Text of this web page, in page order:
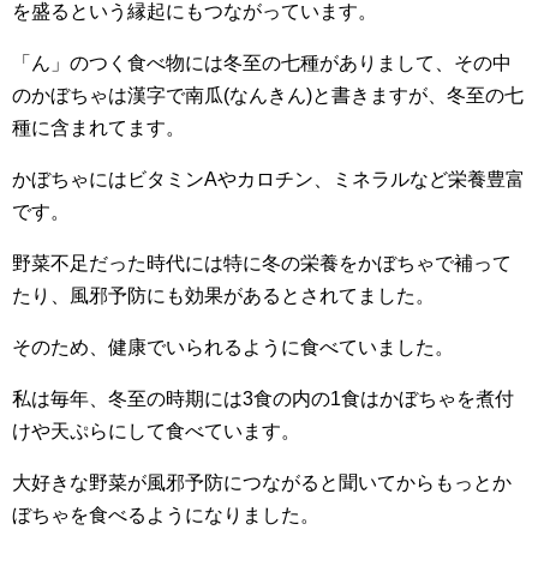
を盛るという縁起にもつながっています。
「ん」のつく食べ物には冬至の七種がありまして、その中
のかぼちゃは漢字で南瓜(なんきん)と書きますが、冬至の七
種に含まれてます。
かぼちゃにはビタミンAやカロチン、ミネラルなど栄養豊富
です。
野菜不足だった時代には特に冬の栄養をかぼちゃで補って
たり、風邪予防にも効果があるとされてました。
そのため、健康でいられるように食べていました。
私は毎年、冬至の時期には3食の内の1食はかぼちゃを煮付
けや天ぷらにして食べています。
大好きな野菜が風邪予防につながると聞いてからもっとか
ぼちゃを食べるようになりました。